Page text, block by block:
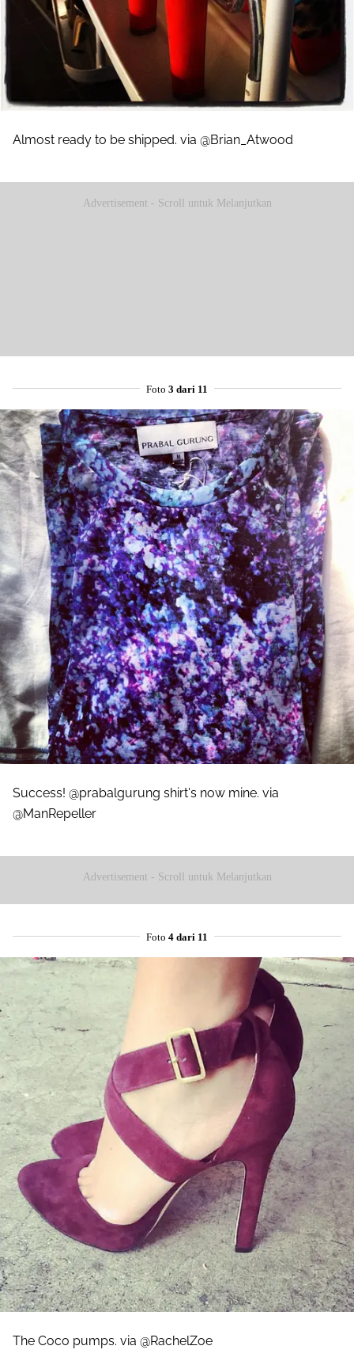
Almost ready to be shipped. via @Brian_Atwood
Advertisement - Scroll untuk Melanjutkan
Foto 3 dari 11
Success! @prabalgurung shirt's now mine. via
@ManRepeller
Advertisement - Scroll untuk Melanjutkan
Foto 4 dari 11
The Coco pumps. via @RachelZoe